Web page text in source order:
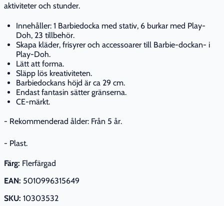
aktiviteter och stunder.
Innehåller: 1 Barbiedocka med stativ, 6 burkar med Play-
Doh, 23 tillbehör.
Skapa kläder, frisyrer och accessoarer till Barbie-dockan- i
Play-Doh.
Lätt att forma.
Släpp lös kreativiteten.
Barbiedockans höjd är ca 29 cm.
Endast fantasin sätter gränserna.
CE-märkt.
- Rekommenderad ålder: Från 5 år.
- Plast.
Färg: Flerfärgad
EAN: 5010996315649
SKU: 10303532